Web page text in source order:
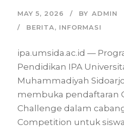
MAY 5, 2026 BY ADMIN
BERITA, INFORMASI
ipa.umsida.ac.id —
Pendidikan IPA
Muhammadiyah
membuka pendaftaran
Challenge dalam
Competition untuk